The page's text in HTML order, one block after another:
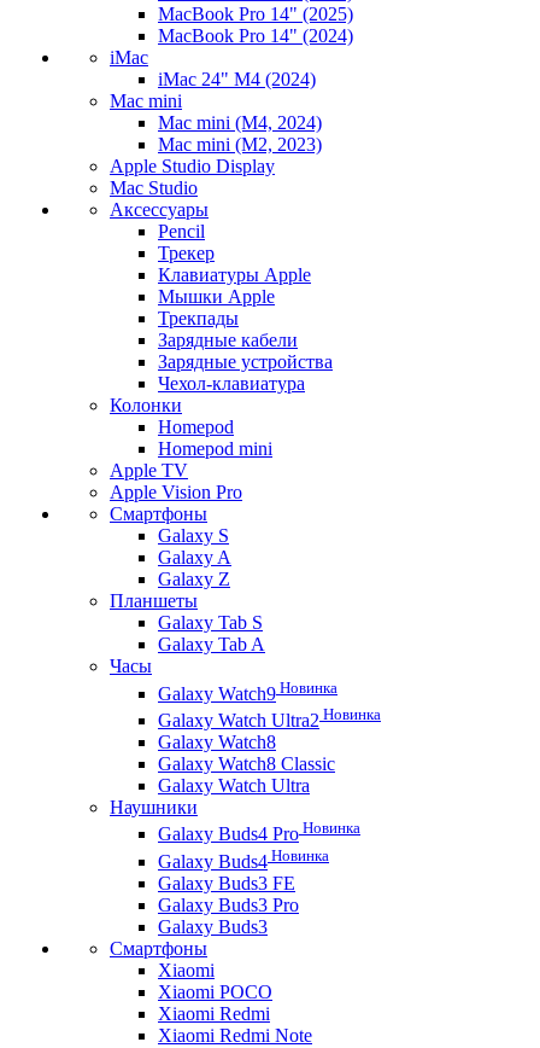
MacBook Pro 14" (2025)
MacBook Pro 14" (2024)
iMac
iMac 24" M4 (2024)
Mac mini
Mac mini (M4, 2024)
Mac mini (M2, 2023)
Apple Studio Display
Mac Studio
Аксессуары
Pencil
Трекер
Клавиатуры Apple
Мышки Apple
Трекпады
Зарядные кабели
Зарядные устройства
Чехол-клавиатура
Колонки
Homepod
Homepod mini
Apple TV
Apple Vision Pro
Смартфоны
Galaxy S
Galaxy A
Galaxy Z
Планшеты
Galaxy Tab S
Galaxy Tab A
Часы
Galaxy Watch9 Новинка
Galaxy Watch Ultra2 Новинка
Galaxy Watch8
Galaxy Watch8 Classic
Galaxy Watch Ultra
Наушники
Galaxy Buds4 Pro Новинка
Galaxy Buds4 Новинка
Galaxy Buds3 FE
Galaxy Buds3 Pro
Galaxy Buds3
Смартфоны
Xiaomi
Xiaomi POCO
Xiaomi Redmi
Xiaomi Redmi Note